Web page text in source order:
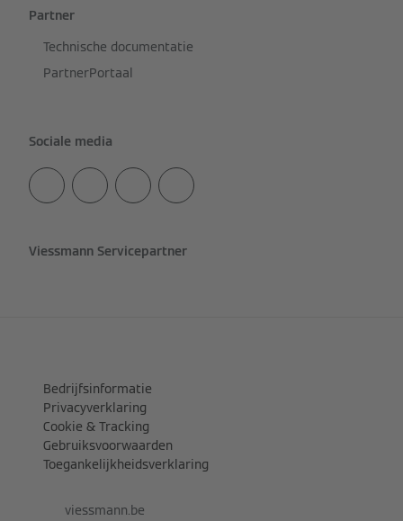
Partner
Technische documentatie
PartnerPortaal
Sociale media
Viessmann Servicepartner
Bedrijfsinformatie
Privacyverklaring
Cookie & Tracking
Gebruiksvoorwaarden
Toegankelijkheidsverklaring
viessmann.be